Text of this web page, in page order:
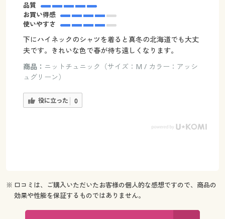
品質
お買い得感
使いやすさ
下にハイネックのシャツを着ると真冬の北海道でも大丈
夫です。きれいな色で春が待ち遠しくなります。
商品： ニットチュニック（サイズ：M / カラー：アッシ
ュグリーン）
役に立った 0
※ 口コミは、ご購入いただいたお客様の個人的な感想ですので、商品の
効果や性能を保証するものではありません。